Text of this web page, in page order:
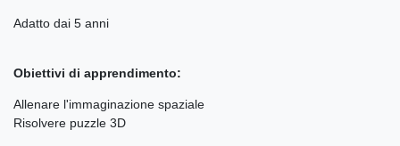
Adatto dai 5 anni
Obiettivi di apprendimento:
Allenare l'immaginazione spaziale
Risolvere puzzle 3D